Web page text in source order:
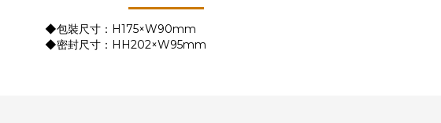
◆包裝尺寸：H175×W90mm
◆密封尺寸：HH202×W95mm